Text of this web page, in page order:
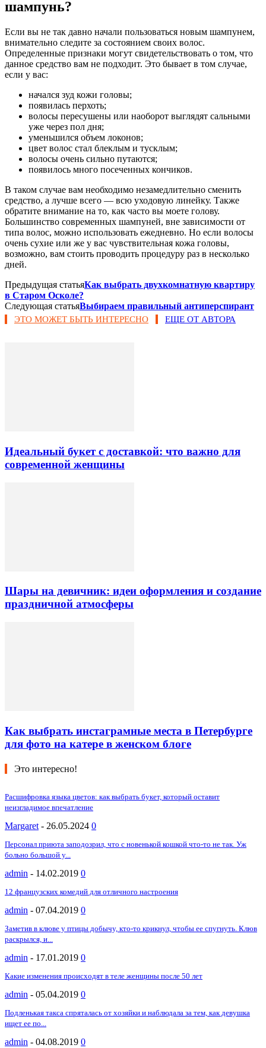
шампунь?
Если вы не так давно начали пользоваться новым шампунем,
внимательно следите за состоянием своих волос.
Определенные признаки могут свидетельствовать о том, что
данное средство вам не подходит. Это бывает в том случае,
если у вас:
начался зуд кожи головы;
появилась перхоть;
волосы пересушены или наоборот выглядят сальными
уже через пол дня;
уменьшился объем локонов;
цвет волос стал блеклым и тусклым;
волосы очень сильно путаются;
появилось много посеченных кончиков.
В таком случае вам необходимо незамедлительно сменить
средство, а лучше всего — всю уходовую линейку. Также
обратите внимание на то, как часто вы моете голову.
Большинство современных шампуней, вне зависимости от
типа волос, можно использовать ежедневно. Но если волосы
очень сухие или же у вас чувствительная кожа головы,
возможно, вам стоить проводить процедуру раз в несколько
дней.
Предыдущая статьяКак выбрать двухкомнатную квартиру
в Старом Осколе?
Следующая статьяВыбираем правильный антиперспирант
ЭТО МОЖЕТ БЫТЬ ИНТЕРЕСНО ЕЩЕ ОТ АВТОРА
Идеальный букет с доставкой: что важно для
современной женщины
Шары на девичник: идеи оформления и создание
праздничной атмосферы
Как выбрать инстаграмные места в Петербурге
для фото на катере в женском блоге
Это интересно!
Расшифровка языка цветов: как выбрать букет, который оставит
неизгладимое впечатление
Margaret - 26.05.2024 0
Персонал приюта заподозрил, что с новенькой кошкой что-то не так. Уж
больно большой у...
admin - 14.02.2019 0
12 французских комедий для отличного настроения
admin - 07.04.2019 0
Заметив в клюве у птицы добычу, кто-то крикнул, чтобы ее спугнуть. Клюв
раскрылся, и...
admin - 17.01.2019 0
Какие изменения происходят в теле женщины после 50 лет
admin - 05.04.2019 0
Подленькая такса спряталась от хозяйки и наблюдала за тем, как девушка
ищет ее по...
admin - 04.08.2019 0